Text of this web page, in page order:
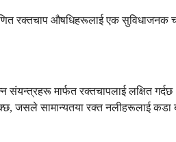
रक्तचाप औषधिहरूलाई एक
मार्फत रक्तचापलाई लक्षित
जसले सामान्यतया रक्त नलीहरूलाई कडा